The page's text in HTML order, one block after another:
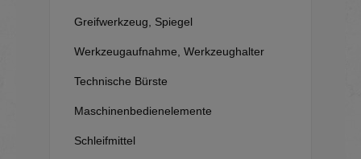
Greifwerkzeug, Spiegel
Werkzeugaufnahme, Werkzeughalter
Technische Bürste
Maschinenbedienelemente
Schleifmittel